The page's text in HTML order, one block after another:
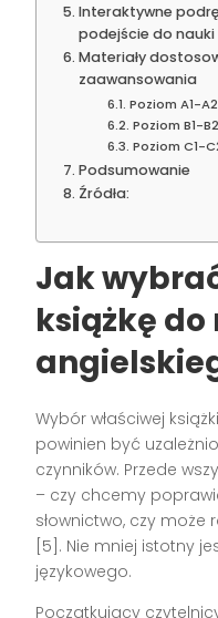
Interaktywne
podejście do nauki
Materiały
zaawansowania
Poziom A1-
Poziom B1-
Poziom C1-
Podsumowanie
Źródła:
Jak
książkę
Wybór właściwej
powinien być
czynników. Przede
– czy chcemy
słownictwo, czy
[5]. Nie mniej istotny
językowego.
Początkujący